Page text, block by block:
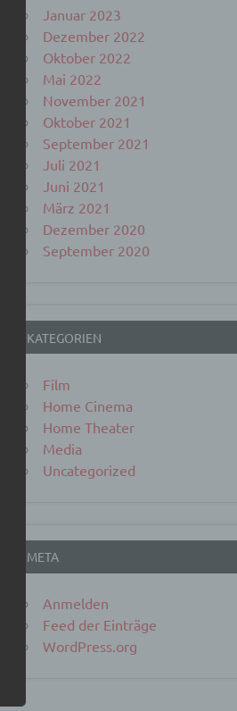
Januar 2023
Dezember 2022
Oktober 2022
Mai 2022
November 2021
Oktober 2021
September 2021
Juli 2021
Juni 2021
März 2021
Dezember 2020
September 2020
KATEGORIEN
Film
Home Cinema
Home Theater
Media
Uncategorized
META
Anmelden
Feed der Einträge
WordPress.org